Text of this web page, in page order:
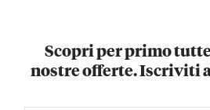
Scopri per primo
nostre offerte. Iscriviti